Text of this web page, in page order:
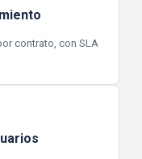
contrato, con SLA